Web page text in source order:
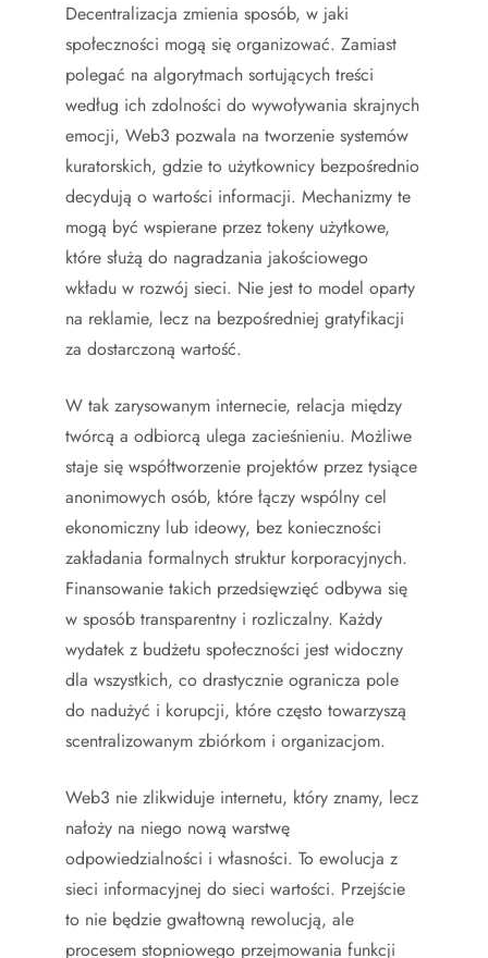
Decentralizacja zmienia sposób, w jaki
społeczności mogą się organizować. Zamiast
polegać na algorytmach sortujących treści
według ich zdolności do wywoływania skrajnych
emocji, Web3 pozwala na tworzenie systemów
kuratorskich, gdzie to użytkownicy bezpośrednio
decydują o wartości informacji. Mechanizmy te
mogą być wspierane przez tokeny użytkowe,
które służą do nagradzania jakościowego
wkładu w rozwój sieci. Nie jest to model oparty
na reklamie, lecz na bezpośredniej gratyfikacji
za dostarczoną wartość.
W tak zarysowanym internecie, relacja między
twórcą a odbiorcą ulega zacieśnieniu. Możliwe
staje się współtworzenie projektów przez tysiące
anonimowych osób, które łączy wspólny cel
ekonomiczny lub ideowy, bez konieczności
zakładania formalnych struktur korporacyjnych.
Finansowanie takich przedsięwzięć odbywa się
w sposób transparentny i rozliczalny. Każdy
wydatek z budżetu społeczności jest widoczny
dla wszystkich, co drastycznie ogranicza pole
do nadużyć i korupcji, które często towarzyszą
scentralizowanym zbiórkom i organizacjom.
Web3 nie zlikwiduje internetu, który znamy, lecz
nałoży na niego nową warstwę
odpowiedzialności i własności. To ewolucja z
sieci informacyjnej do sieci wartości. Przejście
to nie będzie gwałtowną rewolucją, ale
procesem stopniowego przejmowania funkcji